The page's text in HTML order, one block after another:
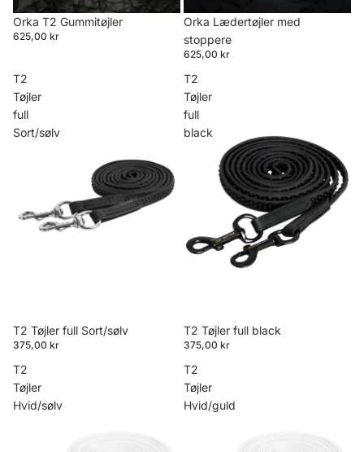
Orka T2 Gummitøjler
625,00 kr
Orka Lædertøjler med
stoppere
625,00 kr
T2
Tøjler
full
Sort/sølv
T2 Tøjler full Sort/sølv
375,00 kr
T2
Tøjler
full
black
T2 Tøjler full black
375,00 kr
T2
Tøjler
Hvid/sølv
T2
Tøjler
Hvid/guld